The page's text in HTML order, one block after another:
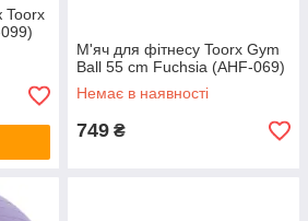
Toorx
М'яч для фітнесу Toorx Gym
Ball 55 cm Fuchsia (AHF-069)
Немає в наявності
749 ₴